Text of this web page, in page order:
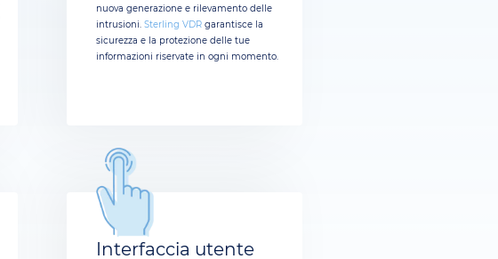
nuova generazione e rilevamento delle
intrusioni.Sterling VDR garantisce la
sicurezza e la protezione delle tue
informazioni riservate in ogni momento.
Interfaccia utente